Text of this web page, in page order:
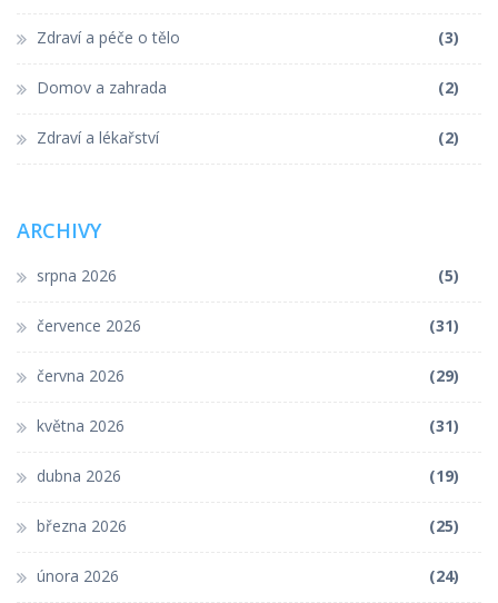
Zdraví a péče o tělo (3)
Domov a zahrada (2)
Zdraví a lékařství (2)
ARCHIVY
srpna 2026 (5)
července 2026 (31)
června 2026 (29)
května 2026 (31)
dubna 2026 (19)
března 2026 (25)
února 2026 (24)